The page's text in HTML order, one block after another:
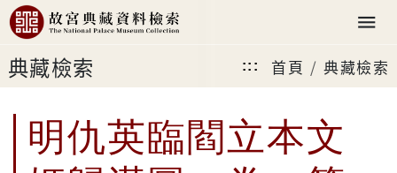
典藏檢索 ::: 首頁 典藏檢索
明仇英臨閻立本文